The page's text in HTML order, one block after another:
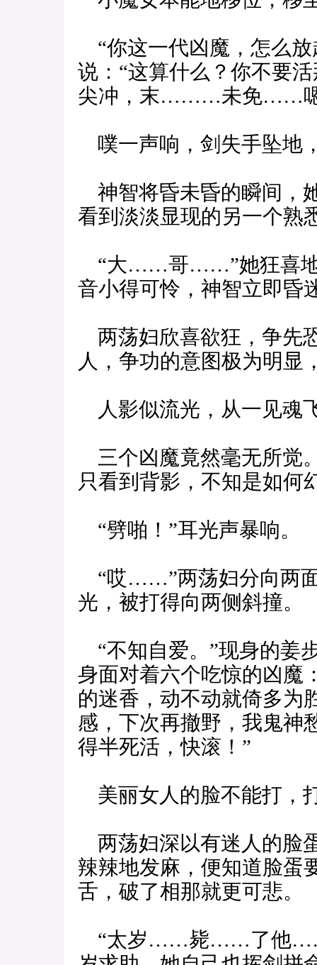
“你这一代凶魔，怎么放
说：“这算什么？你不要
尖冲，末………未免……
噗一声响，剑失手坠地
神智将昏未昏的瞬间，
看到淡淡显现的另一个熟
“大……哥……”她狂喜地
音小得可怜，神智立即昏
两荡妇欣喜欲狂，争先
人，争功的意图极为明显
人影似流光，从一见魂
三个凶魔竟然毫无所觉
只看到背影，不知是如何
“劈啪！”耳光声暴响。
“哎……”两荡妇分向两
光，被打得向两侧斜撞。
“不知自爱。”现身的姜
身面对着六个吃惊的凶魔
的迷香，动不动就倚多为
感，下次再撤野，我鬼神
得半死活，快滚！”
美丽女人的脸不能打，
两荡妇深以有迷人的脸
辣辣地发麻，便知道脸蛋
舌，破了相那就更可悲。
“太岁……毙……了他